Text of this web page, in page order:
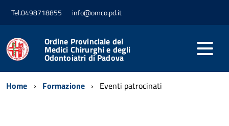
Tel.0498718855 info@omco.pd.it
Ordine Provinciale dei
Medici Chirurghi e degli
Odontoiatri di Padova
Home Formazione Eventi patrocinati